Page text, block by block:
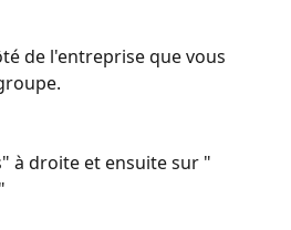
de l'entreprise que vous
à droite et ensuite sur "